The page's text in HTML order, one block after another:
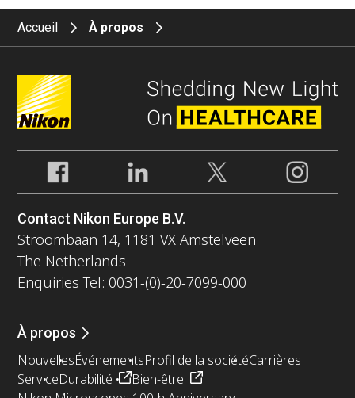
Accueil À propos
Contact Nikon Europe B.V.
Stroombaan 14, 1181 VX Amstelveen
The Netherlands
Enquiries Tel: 0031-(0)-20-7099-000
À propos
NouvellesÉvénementsProfil de la sociétéCarrières
ServiceDurabilité
Bien-être